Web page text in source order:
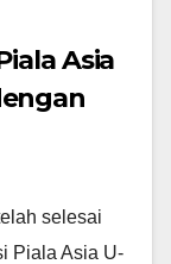
Asia
selesai
Piala Asia U-